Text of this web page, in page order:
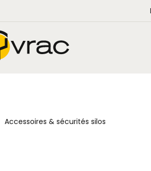
Accessoires & sécurités silos